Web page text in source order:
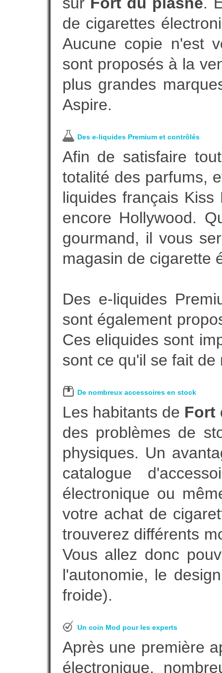
de cigarettes
Aucune copie n'est
sont proposés à la
plus grandes
Aspire.
Des e-liquides Premium et contrôlés
Afin de satisfaire
totalité des parfums,
liquides français
encore Hollywood.
gourmand, il vous
magasin de cigarette
Des e-liquides
sont également
Ces eliquides sont
sont ce qu'il se fait
De nombreux accessoires en stock
Les habitants de Fort
des problèmes de
physiques. Un
catalogue
électronique ou
votre achat de
trouverez différents
Vous allez donc
l'autonomie, le
froide).
Un coin Mod pour les experts
Après une première
électronique,